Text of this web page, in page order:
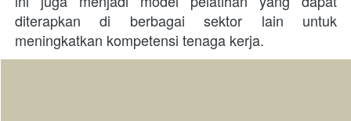
diterapkan di berbagai sektor lain untuk
meningkatkan kompetensi tenaga kerja.